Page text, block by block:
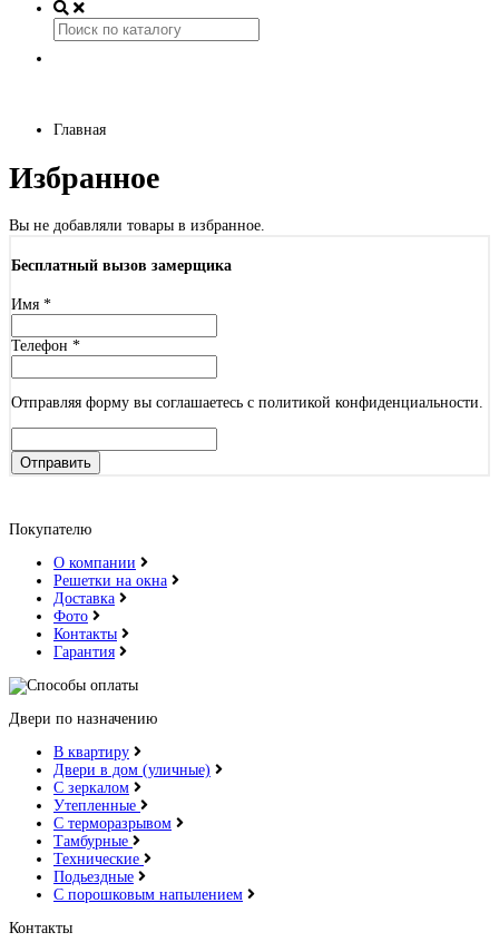
Главная
Избранное
Вы не добавляли товары в избранное.
Бесплатный вызов замерщика
Имя *
Телефон *
Отправляя форму вы соглашаетесь с политикой конфиденциальности.
Отправить
Покупателю
О компании
Решетки на окна
Доставка
Фото
Контакты
Гарантия
Двери по назначению
В квартиру
Двери в дом (уличные)
С зеркалом
Утепленные
С терморазрывом
Тамбурные
Технические
Подьездные
С порошковым напылением
Контакты